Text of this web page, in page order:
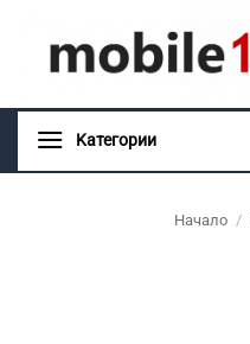
content
Kатегории
Начало /